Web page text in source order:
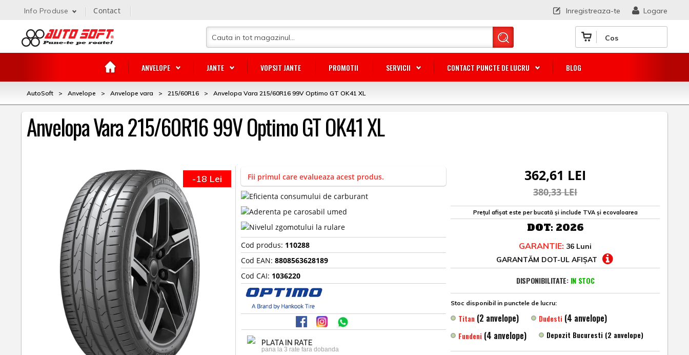
Cos
ANVELOPE JANTE VOPSIT JANTE PROMOTII SERVICII CONTACT PUNCTE DE LUCRU BLOG
Logare
Inregistreaza-te
Info Produse Contact
AutoSoft > Anvelope > Anvelope vara > 215/60R16 > Anvelopa Vara 215/60R16 99V Optimo GT OK41 XL
Anvelopa Vara 215/60R16 99V Optimo GT OK41 XL
-18 Lei Fii primul care evalueaza acest produs.
Cod produs: 110288
Cod EAN:8808563628189
Cod CAI: 1036220
PLATA IN RATE
pana la 3 rate fara dobanda
362,61 LEI
380,33 LEI
Prețul afișat este per bucată și include TVA și ecovaloarea
DOT: 2026
GARANTIE: 36 Luni
GARANTĂM DOT-UL AFIȘAT
DISPONIBILITATE: IN STOC
Stoc disponibil in punctele de lucru:
Titan (2 anvelope) Dudesti (4 anvelope)
Fundeni (4 anvelope) Depozit Bucuresti (2 anvelope)